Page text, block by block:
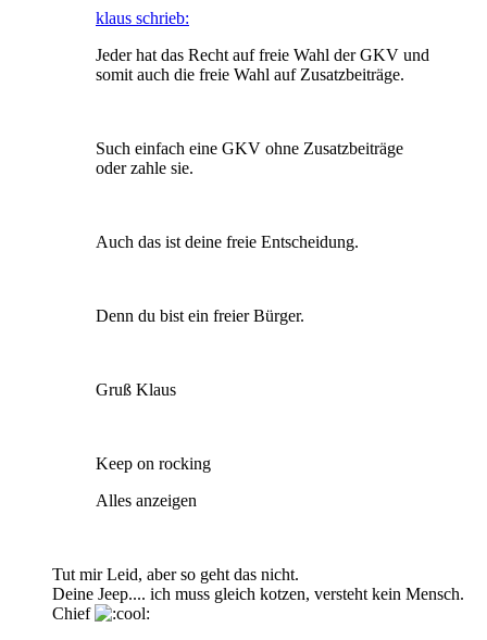
klaus schrieb:
Jeder hat das Recht auf freie Wahl der GKV und
somit auch die freie Wahl auf Zusatzbeiträge.
Such einfach eine GKV ohne Zusatzbeiträge
oder zahle sie.
Auch das ist deine freie Entscheidung.
Denn du bist ein freier Bürger.
Gruß Klaus
Keep on rocking
Alles anzeigen
Tut mir Leid, aber so geht das nicht.
Deine Jeep.... ich muss gleich kotzen, versteht kein Mensch.
Chief